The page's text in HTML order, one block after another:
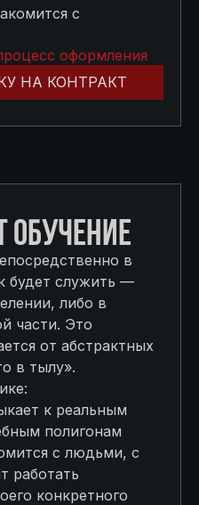
с
оформления
НА КОНТРАКТ
ОБУЧЕНИЕ
в
будет служить —
либо в
части. Это
от абстрактных
в тылу».
к реальным
полигонам
с людьми, с
работать
конкретного